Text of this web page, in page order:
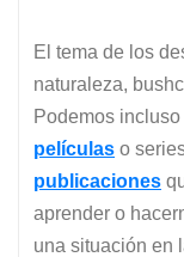
El tema de los
naturaleza,
Podemos incluso
películas o
publicaciones
aprender o
una situación en